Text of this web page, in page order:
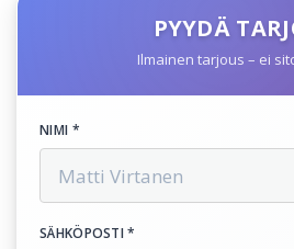
PYYDÄ
Ilmainen tarjous – ei
NIMI *
SÄHKÖPOSTI *